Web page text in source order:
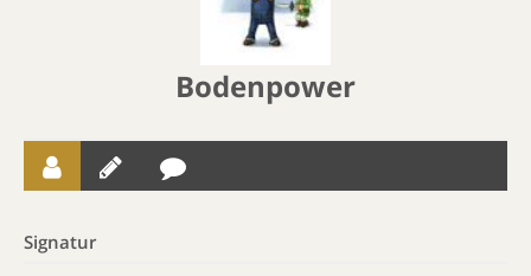
Bodenpower
Signatur